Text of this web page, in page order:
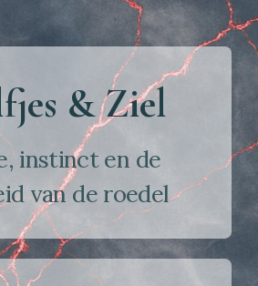
& Ziel
instinct en de
van de roedel